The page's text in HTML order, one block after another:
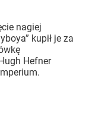
nagiej
kupił je za
Hefner